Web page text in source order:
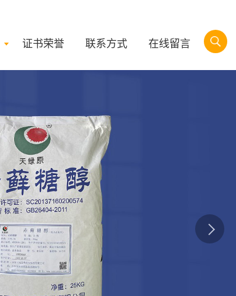
证书荣誉 联系方式 在线留言